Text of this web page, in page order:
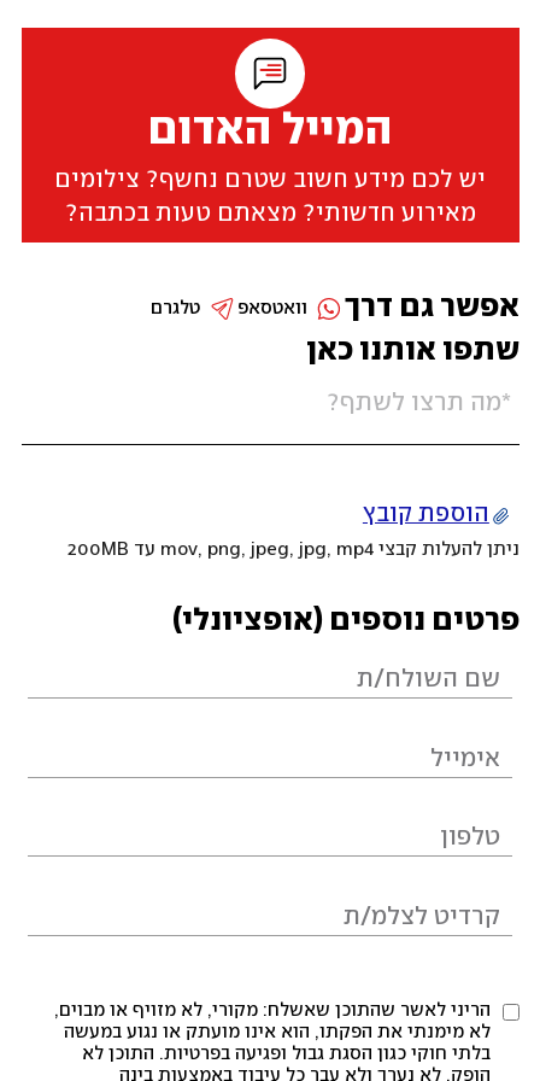
המייל האדום
יש לכם מידע חשוב שטרם נחשף? צילומים
מאירוע חדשותי? מצאתם טעות בכתבה?
שתפו אותנו כאן
הוספת קובץ
ניתן להעלות קבצי mov, png, jpeg, jpg, mp4 עד 200MB
פרטים נוספים (אופציונלי)
הריני לאשר שהתוכן שאשלח: מקורי, לא מזויף או מבוים,
לא מימנתי את הפקתו, הוא אינו מועתק או נגוע במעשה
בלתי חוקי כגון הסגת גבול ופגיעה בפרטיות. התוכן לא
הופק, לא נערך ולא עבר כל עיבוד באמצעות בינה
אפשר גם דרך טלגרם וואטסאפ